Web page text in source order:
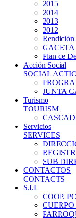
2015
2014
2013
2012
Rendición
GACETA
Plan de
Acción Social
SOCIAL
JUNTA
Turismo
TOURISM
Servicios
SERVICES
SUB
CONTACTOS
CONTACTS
S.I.L
COOP.